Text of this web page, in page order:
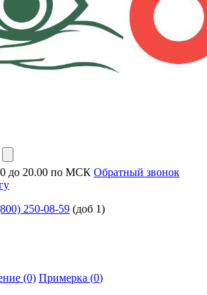
до 20.00 по МСК Обратный звонок
250-08-59 (доб 1)
(0) Примерка (0)